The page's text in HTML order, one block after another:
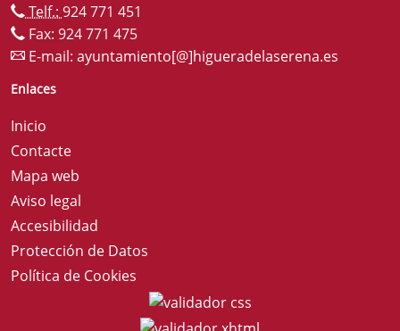
Telf.: 924 771 451
Fax: 924 771 475
E-mail: ayuntamiento[@]higueradelaserena.es
Enlaces
Inicio
Contacte
Mapa web
Aviso legal
Accesibilidad
Protección de Datos
Política de Cookies